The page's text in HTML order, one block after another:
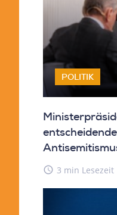
POLITIK
access_time 3 min Lesezeit